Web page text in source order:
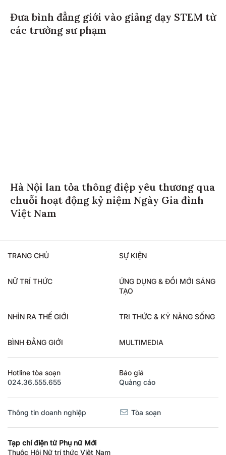
Đưa bình đẳng giới vào giảng dạy STEM từ
các trường sư phạm
Hà Nội lan tỏa thông điệp yêu thương qua
chuỗi hoạt động kỷ niệm Ngày Gia đình
Việt Nam
TRANG CHỦ SỰ KIỆN
NỮ TRÍ THỨC
ỨNG DỤNG & ĐỔI MỚI SÁNG
TẠO
NHÌN RA THẾ GIỚI TRI THỨC & KỸ NĂNG SỐNG
BÌNH ĐẲNG GIỚI MULTIMEDIA
Hotline tòa soạn
024.36.555.655
Báo giá
Quảng cáo
Thông tin doanh nghiệp Tòa soạn
Tạp chí điện tử Phụ nữ Mới